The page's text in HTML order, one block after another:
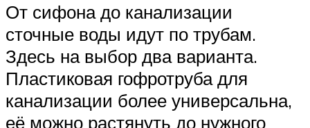
От сифона до канализации
сточные воды идут по трубам.
Здесь на выбор два варианта.
Пластиковая гофротруба для
канализации более универсальна,
её можно растянуть до нужного